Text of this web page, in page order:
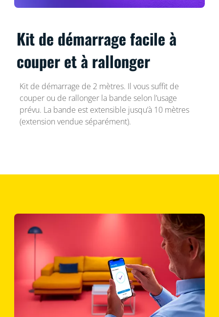
Kit de démarrage facile à
couper et à rallonger
Kit de démarrage de 2 mètres. Il vous suffit de
couper ou de rallonger la bande selon l’usage
prévu. La bande est extensible jusqu’à 10 mètres
(extension vendue séparément).